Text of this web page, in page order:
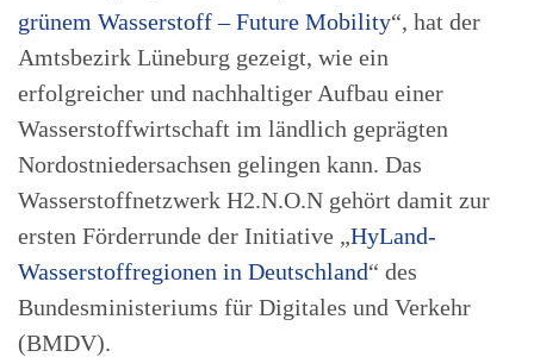
grünem Wasserstoff – Future Mobility“, hat der
Amtsbezirk Lüneburg gezeigt, wie ein
erfolgreicher und nachhaltiger Aufbau einer
Wasserstoffwirtschaft im ländlich geprägten
Nordostniedersachsen gelingen kann. Das
Wasserstoffnetzwerk H2.N.O.N gehört damit zur
ersten Förderrunde der Initiative „HyLand-
Wasserstoffregionen in Deutschland“ des
Bundesministeriums für Digitales und Verkehr
(BMDV).